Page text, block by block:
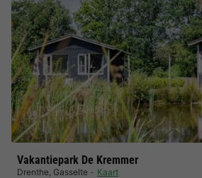
Vakantiepark De Kremmer
Drenthe, Gasselte Kaart